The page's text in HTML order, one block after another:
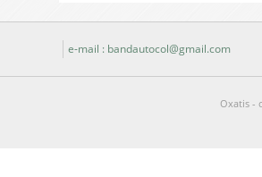
e-mail : bandautocol@gmail.com
Oxatis -